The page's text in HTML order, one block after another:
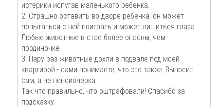
истерики испугав маленького ребенка.
2. Страшно оставить во дворе ребенка, он может
попытаться с ней поиграть и может лишиться глаза.
Любые животные в стае более опасны, чем
поодиночке.
3. Пару раз животные дохли в подвале под моей
квартирой - сами понимаете, что это такое. Выносил
сам, а не пенсионерка.
Так что правильно, что оштрафовали! Спасибо за
подсказку.